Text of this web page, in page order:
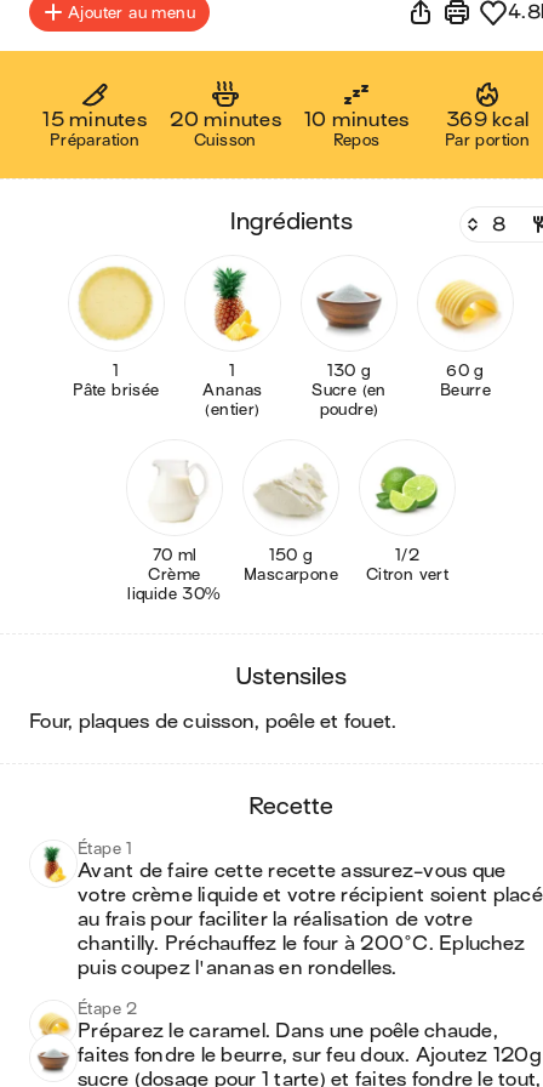
Ajouter au menu
15 minutes
Préparation
20 minutes
Cuisson
10 minutes
Repos
369 kcal
Par portion
ingrédients
1
Pâte brisée
1
Ananas
(entier)
130 g
Sucre (en
poudre)
60 g
Beurre
70 ml
Crème
liquide 30%
150 g
Mascarpone
1/2
Citron vert
ustensiles
four, plaques de cuisson, poêle et fouet.
recette
Étape 1
Avant de faire cette recette assurez-vous que
votre crème liquide et votre récipient soient
au frais pour faciliter la réalisation de votre
chantilly. Préchauffez le four à 200°C. Epluchez
puis coupez l'ananas en rondelles.
Étape 2
Préparez le caramel. Dans une poêle chaude,
faites fondre le beurre, sur feu doux. Ajoutez 120g
sucre (dosage pour 1 tarte) et faites fondre le tout,